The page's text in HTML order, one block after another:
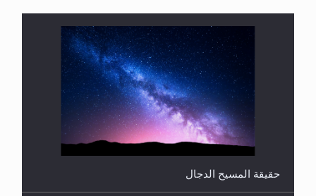
هل من الصحيح أن ديّة المرأة المقتولة تساوي نصف ديّة
الرجل المقتول؟
حقيقة المسيح الدجال